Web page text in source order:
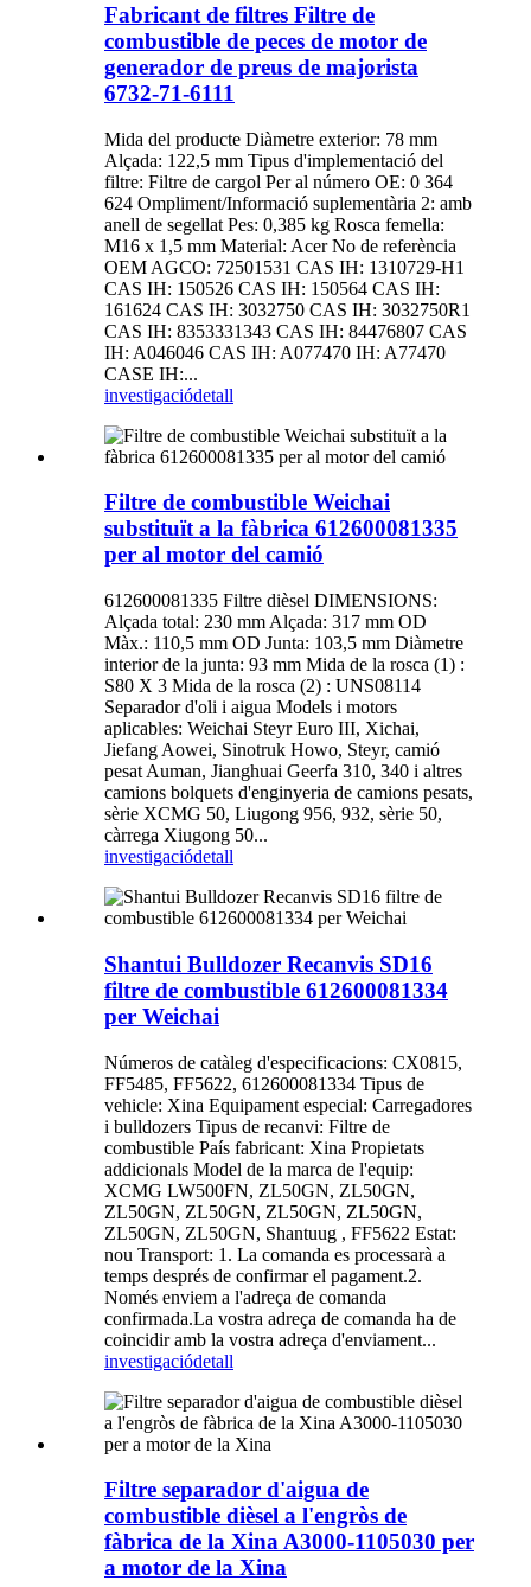
Fabricant de filtres Filtre de
combustible de peces de motor de
generador de preus de majorista
6732-71-6111
Mida del producte Diàmetre exterior: 78 mm
Alçada: 122,5 mm Tipus d'implementació del
filtre: Filtre de cargol Per al número OE: 0 364
624 Ompliment/Informació suplementària 2: amb
anell de segellat Pes: 0,385 kg Rosca femella:
M16 x 1,5 mm Material: Acer No de referència
OEM AGCO: 72501531 CAS IH: 1310729-H1
CAS IH: 150526 CAS IH: 150564 CAS IH:
161624 CAS IH: 3032750 CAS IH: 3032750R1
CAS IH: 8353331343 CAS IH: 84476807 CAS
IH: A046046 CAS IH: A077470 IH: A77470
CASE IH:...
investigaciódetall
Filtre de combustible Weichai
substituït a la fàbrica 612600081335
per al motor del camió
612600081335 Filtre dièsel DIMENSIONS:
Alçada total: 230 mm Alçada: 317 mm OD
Màx.: 110,5 mm OD Junta: 103,5 mm Diàmetre
interior de la junta: 93 mm Mida de la rosca (1) :
S80 X 3 Mida de la rosca (2) : UNS08114
Separador d'oli i aigua Models i motors
aplicables: Weichai Steyr Euro III, Xichai,
Jiefang Aowei, Sinotruk Howo, Steyr, camió
pesat Auman, Jianghuai Geerfa 310, 340 i altres
camions bolquets d'enginyeria de camions pesats,
sèrie XCMG 50, Liugong 956, 932, sèrie 50,
càrrega Xiugong 50...
investigaciódetall
Shantui Bulldozer Recanvis SD16
filtre de combustible 612600081334
per Weichai
Números de catàleg d'especificacions: CX0815,
FF5485, FF5622, 612600081334 Tipus de
vehicle: Xina Equipament especial: Carregadores
i bulldozers Tipus de recanvi: Filtre de
combustible País fabricant: Xina Propietats
addicionals Model de la marca de l'equip:
XCMG LW500FN, ZL50GN, ZL50GN,
ZL50GN, ZL50GN, ZL50GN, ZL50GN,
ZL50GN, ZL50GN, Shantuug , FF5622 Estat:
nou Transport: 1. La comanda es processarà a
temps després de confirmar el pagament.2.
Només enviem a l'adreça de comanda
confirmada.La vostra adreça de comanda ha de
coincidir amb la vostra adreça d'enviament...
investigaciódetall
Filtre separador d'aigua de
combustible dièsel a l'engròs de
fàbrica de la Xina A3000-1105030 per
a motor de la Xina